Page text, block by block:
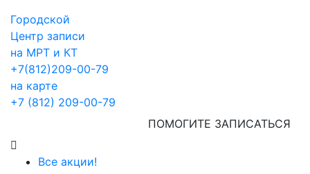
Городской
Центр записи
на МРТ и КТ
+7(812)209-00-79
на карте
+7 (812) 209-00-79
ПОМОГИТЕ ЗАПИСАТЬСЯ
Все акции!